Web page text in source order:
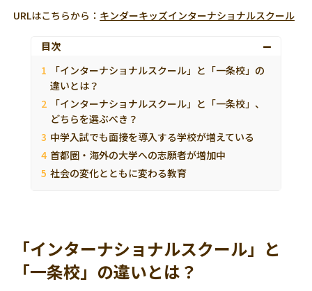
URLはこちらから： キンダーキッズインターナショナルスクール
目次
「インターナショナルスクール」と「一条校」の
違いとは？
「インターナショナルスクール」と「一条校」、
どちらを選ぶべき？
中学入試でも面接を導入する学校が増えている
首都圏・海外の大学への志願者が増加中
社会の変化とともに変わる教育
「インターナショナルスクール」と
「一条校」の違いとは？